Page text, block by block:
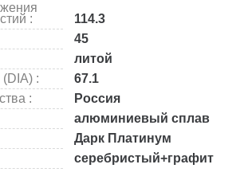
:
114.3
45
литой
:
67.1
:
Россия
алюминиевый сплав
Дарк Платинум
серебристый+графит